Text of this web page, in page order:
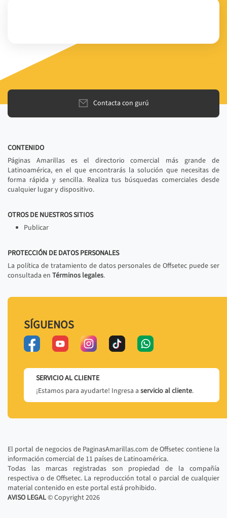
Contacta con gurú
CONTENIDO
Páginas Amarillas es el directorio comercial más grande de
Latinoamérica, en el que encontrarás la solución que necesitas de
forma rápida y sencilla. Realiza tus búsquedas comerciales desde
cualquier lugar y dispositivo.
OTROS DE NUESTROS SITIOS
Publicar
PROTECCIÓN DE DATOS PERSONALES
La política de tratamiento de datos personales de Offsetec puede ser
consultada en Términos legales.
SÍGUENOS
SERVICIO AL CLIENTE
¡Estamos para ayudarte! Ingresa a servicio al cliente.
El portal de negocios de PaginasAmarillas.com de Offsetec contiene la
información comercial de 11 países de Latinoamérica.
Todas las marcas registradas son propiedad de la compañía
respectiva o de Offsetec. La reproducción total o parcial de cualquier
material contenido en este portal está prohibido.
AVISO LEGAL© Copyright2026